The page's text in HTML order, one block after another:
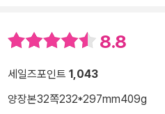
8.8
세일즈포인트 1,043
양장본32쪽232*297mm409g